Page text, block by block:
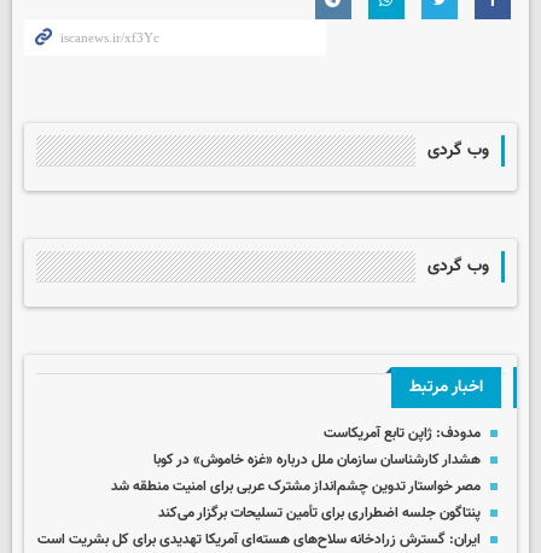
وب گردی
وب گردی
اخبار مرتبط
مدودف: ژاپن تابع آمریکاست
هشدار کارشناسان سازمان ملل درباره «غزه‌ خاموش» در کوبا
مصر خواستار تدوین چشم‌انداز مشترک عربی برای امنیت منطقه شد
پنتاگون جلسه اضطراری برای تأمین تسلیحات برگزار می‌کند
ایران: گسترش زرادخانه سلاح‌های هسته‌ای آمریکا تهدیدی برای کل بشریت است